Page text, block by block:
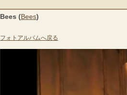
Bees (Bees)
フォトアルバムへ戻る